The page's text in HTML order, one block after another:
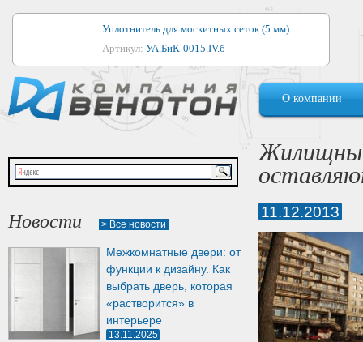
Уплотнитель для москитных сеток (5 мм)
Артикул: УА.БиК-0015.IV.б
Уплотнитель для алюминиевых окон
Артикул:1044
Уплотнитель для деревянных окон
Артикул:УМ.БиК-0062.IV.б
Уплотнитель лоджиевый для (4, 5, 6 мм)
Уплотнитель для деревянных дверей
Артикул:
О компании
Новости > Все новости
Межкомнатные двери: от
функции к дизайну. Как
выбрать дверь, которая
«растворится» в
интерьере
13.11.2025
11.12.2013